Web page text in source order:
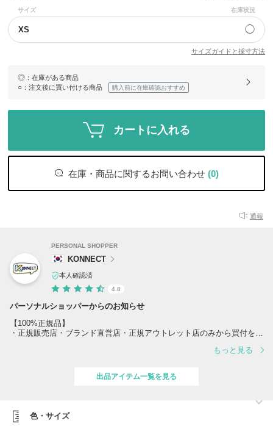
サイズ 在庫状況
XS ◯
サイズガイドと採寸方法
◎ ：在庫がある商品
○ ：注文後に買い付ける商品 購入前に在庫確認おすすめ
カートに入れる
在庫・商品に関するお問い合わせ (0)
通報
PERSONAL SHOPPER
KONNECT
本人確認済
4.8
パーソナルショッパーからのお知らせ
【100%正規品】
・正規販売店・ブランド直営店・正規アウトレット店のみから買付を行
・過去一度も偽物はなく、100%正規品の販売をお約束いたします。
・人気商品を多数取り扱っており在庫が変動しやすいため、ご注文前の
在庫確認をおすすめいたします。お問い合わせには迅速に対応いたしま
す。
もっと見る
出品アイテム一覧を見る
色・サイズ